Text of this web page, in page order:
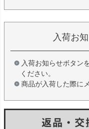
入荷お
入荷お知らせボタン
ください。
商品が入荷した際に